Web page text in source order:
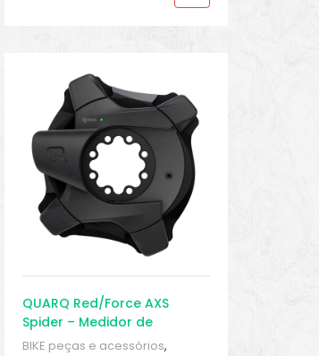
QUARQ Red/Force AXS
Spider – Medidor de
Potência – Pedivela
BIKE peças e acessórios,